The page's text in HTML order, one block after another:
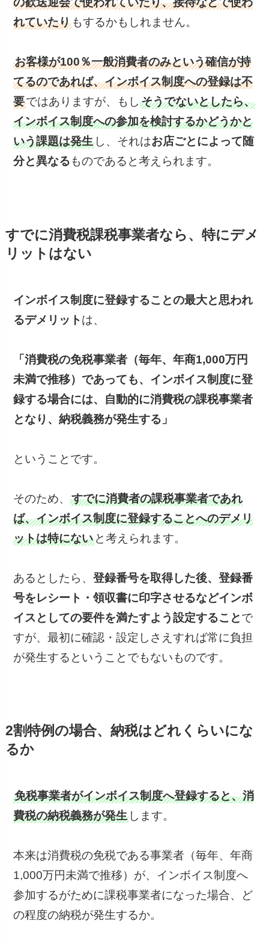
れていたり もするかもしれません。
お客様が100％一般消費者のみという確信が持
てるのであれば、インボイス制度への登録は不
要ではありますが、もしそうでないとしたら、
インボイス制度への参加を検討するかどうかと
いう課題は発生 し、それはお店ごとによって随
分と異なるものであると考えられます。
すでに消費税課税事業者なら、特にデメ
リットはない
インボイス制度に登録することの最大と思われ
るデメリットは、
「消費税の免税事業者（毎年、年商1,000万円
未満で推移）であっても、インボイス制度に登
録する場合には、自動的に消費税の課税事業者
となり、納税義務が発生する」
ということです。
そのため、すでに消費者の課税事業者であれ
ば、インボイス制度に登録することへのデメリ
ットは特にない と考えられます。
あるとしたら、登録番号を取得した後、登録番
号をレシート・領収書に印字させるなどインボ
イスとしての要件を満たすよう設定することで
すが、最初に確認・設定しさえすれば常に負担
が発生するということでもないものです。
2割特例の場合、納税はどれくらいにな
るか
免税事業者がインボイス制度へ登録すると、消
費税の納税義務が発生 します。
本来は消費税の免税である事業者（毎年、年商
1,000万円未満で推移）が、インボイス制度へ
参加するがために課税事業者になった場合、ど
の程度の納税が発生するか。